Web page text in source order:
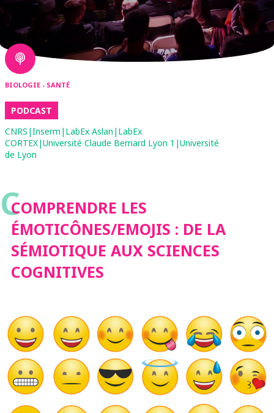
BIOLOGIE - SANTÉ
PODCAST
CNRS|Inserm|LabEx Aslan|LabEx
CORTEX|Université Claude Bernard Lyon 1|Université
de Lyon
CCOMPRENDRE LES
ÉMOTICÔNES/EMOJIS : DE LA
SÉMIOTIQUE AUX SCIENCES
COGNITIVES